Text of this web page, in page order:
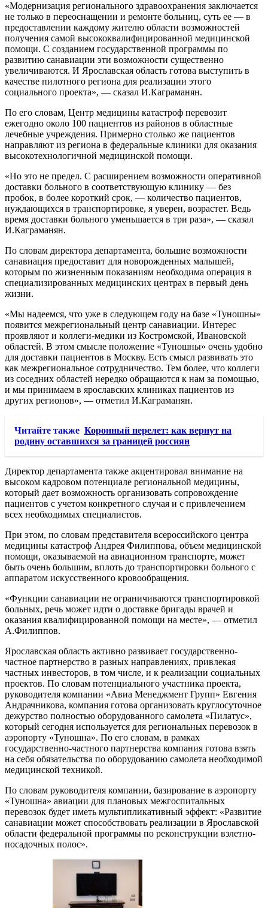
«Модернизация регионального здравоохранения заключается
не только в переоснащении и ремонте больниц, суть ее — в
предоставлении каждому жителю области возможностей
получения самой высококвалифицированной медицинской
помощи. С созданием государственной программы по
развитию санавиации эти возможности существенно
увеличиваются. И Ярославская область готова выступить в
качестве пилотного региона для реализации этого
социального проекта», — сказал И.Каграманян.
По его словам, Центр медицины катастроф перевозит
ежегодно около 100 пациентов из районов в областные
лечебные учреждения. Примерно столько же пациентов
направляют из региона в федеральные клиники для оказания
высокотехнологичной медицинской помощи.
«Но это не предел. С расширением возможности оперативной
доставки больного в соответствующую клинику — без
пробок, в более короткий срок, — количество пациентов,
нуждающихся в транспортировке, я уверен, возрастет. Ведь
время доставки больного уменьшается в три раза», — сказал
И.Каграманян.
По словам директора департамента, большие возможности
санавиация предоставит для новорожденных малышей,
которым по жизненным показаниям необходима операция в
специализированных медицинских центрах в первый день
жизни.
«Мы надеемся, что уже в следующем году на базе «Туношны»
появится межрегиональный центр санавиации. Интерес
проявляют и коллеги-медики из Костромской, Ивановской
областей. В этом смысле положение «Туношны» очень удобно
для доставки пациентов в Москву. Есть смысл развивать это
как межрегиональное сотрудничество. Тем более, что коллеги
из соседних областей нередко обращаются к нам за помощью,
и мы принимаем в ярославских клиниках пациентов из
других регионов», — отметил И.Каграманян.
Читайте также Коронный перелет: как вернут на
родину оставшихся за границей россиян
Директор департамента также акцентировал внимание на
высоком кадровом потенциале региональной медицины,
который дает возможность организовать сопровождение
пациентов с учетом конкретного случая и с привлечением
всех необходимых специалистов.
При этом, по словам представителя всероссийского центра
медицины катастроф Андрея Филиппова, объем медицинской
помощи, оказываемой на авиационном транспорте, может
быть очень большим, вплоть до транспортировки больного с
аппаратом искусственного кровообращения.
«Функции санавиации не ограничиваются транспортировкой
больных, речь может идти о доставке бригады врачей и
оказания квалифицированной помощи на месте», — отметил
А.Филиппов.
Ярославская область активно развивает государственно-
частное партнерство в разных направлениях, привлекая
частных инвесторов, в том числе, и к реализации социальных
проектов. По словам потенциального участника проекта,
руководителя компании «Авиа Менеджмент Групп» Евгения
Андрачникова, компания готова организовать круглосуточное
дежурство полностью оборудованного самолета «Пилатус»,
который сегодня используется для региональных перевозок в
аэропорту «Туношна». По его словам, в рамках
государственно-частного партнерства компания готова взять
на себя обязательства по оборудованию самолета необходимой
медицинской техникой.
По словам руководителя компании, базирование в аэропорту
«Туношна» авиации для плановых межгоспитальных
перевозок будет иметь мультипликативный эффект: «Развитие
санавиации может способствовать реализации в Ярославской
области федеральной программы по реконструкции взлетно-
посадочных полос».